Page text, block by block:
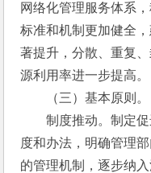
网络化管理服务体系
标准和机制更加健全
著提升，分散、重复
源利用率进一步提高。
（三）基本原则。
制度推动。制定促
度和办法，明确管理
的管理机制，逐步纳